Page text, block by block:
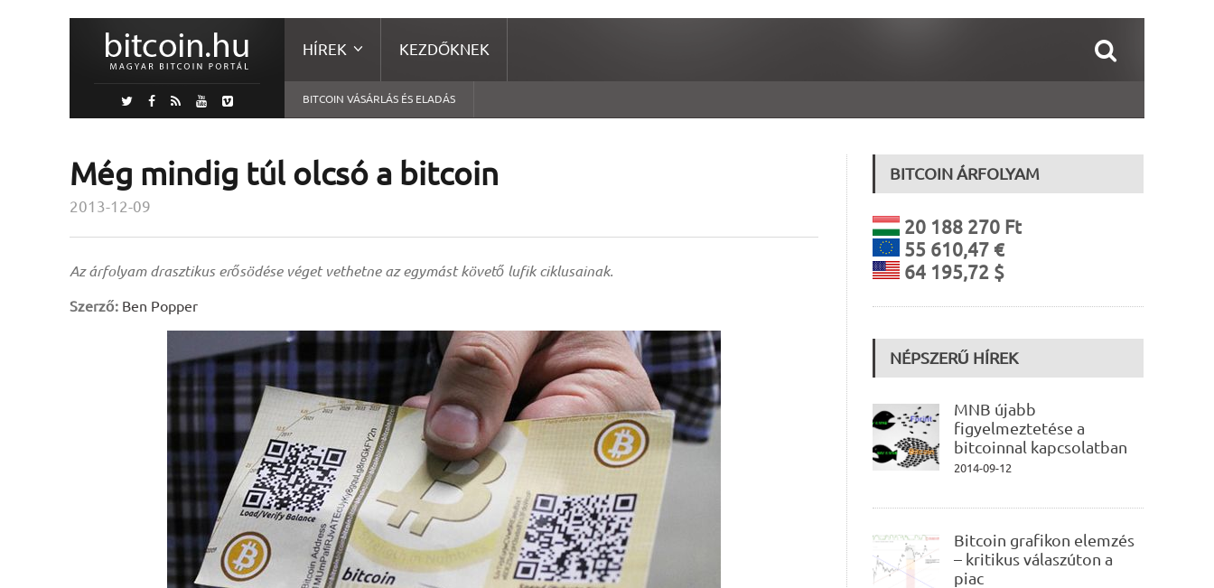
HÍREK KEZDŐKNEK
BITCOIN VÁSÁRLÁS ÉS ELADÁS
Még mindig túl olcsó a bitcoin
2013-12-09
Az árfolyam drasztikus erősödése véget vethetne az egymást követő lufik ciklusainak.
Szerző: Ben Popper
BITCOIN ÁRFOLYAM
20 188 270 Ft
55 610,47 €
64 195,72 $
NÉPSZERŰ HÍREK
MNB újabb
figyelmeztetése a
bitcoinnal kapcsolatban
2014-09-12
Bitcoin grafikon elemzés
– kritikus válaszúton a
piac